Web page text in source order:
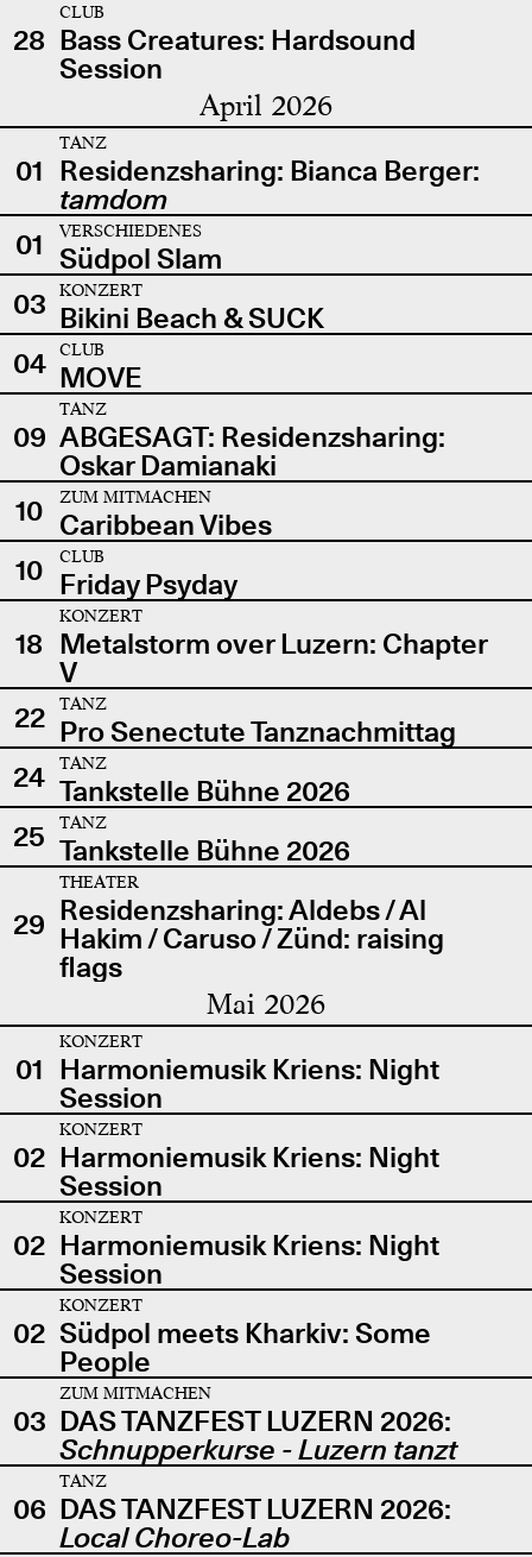
28
CLUB
Bass Creatures: Hardsound
Session
April 2026
01
TANZ
Residenzsharing: Bianca Berger:
tamdom
01
VERSCHIEDENES
Südpol Slam
03
KONZERT
Bikini Beach & SUCK
04
CLUB
MOVE
09
TANZ
ABGESAGT: Residenzsharing:
Oskar Damianaki
10
ZUM MITMACHEN
Caribbean Vibes
10
CLUB
Friday Psyday
18
KONZERT
Metalstorm over Luzern: Chapter
V
22
TANZ
Pro Senectute Tanznachmittag
24
TANZ
Tankstelle Bühne 2026
25
TANZ
Tankstelle Bühne 2026
29
THEATER
Residenzsharing: Aldebs / Al
Hakim / Caruso / Zünd: raising
flags
Mai 2026
01
KONZERT
Harmoniemusik Kriens: Night
Session
02
KONZERT
Harmoniemusik Kriens: Night
Session
02
KONZERT
Harmoniemusik Kriens: Night
Session
02
KONZERT
Südpol meets Kharkiv: Some
People
03
ZUM MITMACHEN
DAS TANZFEST LUZERN 2026:
Schnupperkurse - Luzern tanzt
06
TANZ
DAS TANZFEST LUZERN 2026:
Local Choreo-Lab